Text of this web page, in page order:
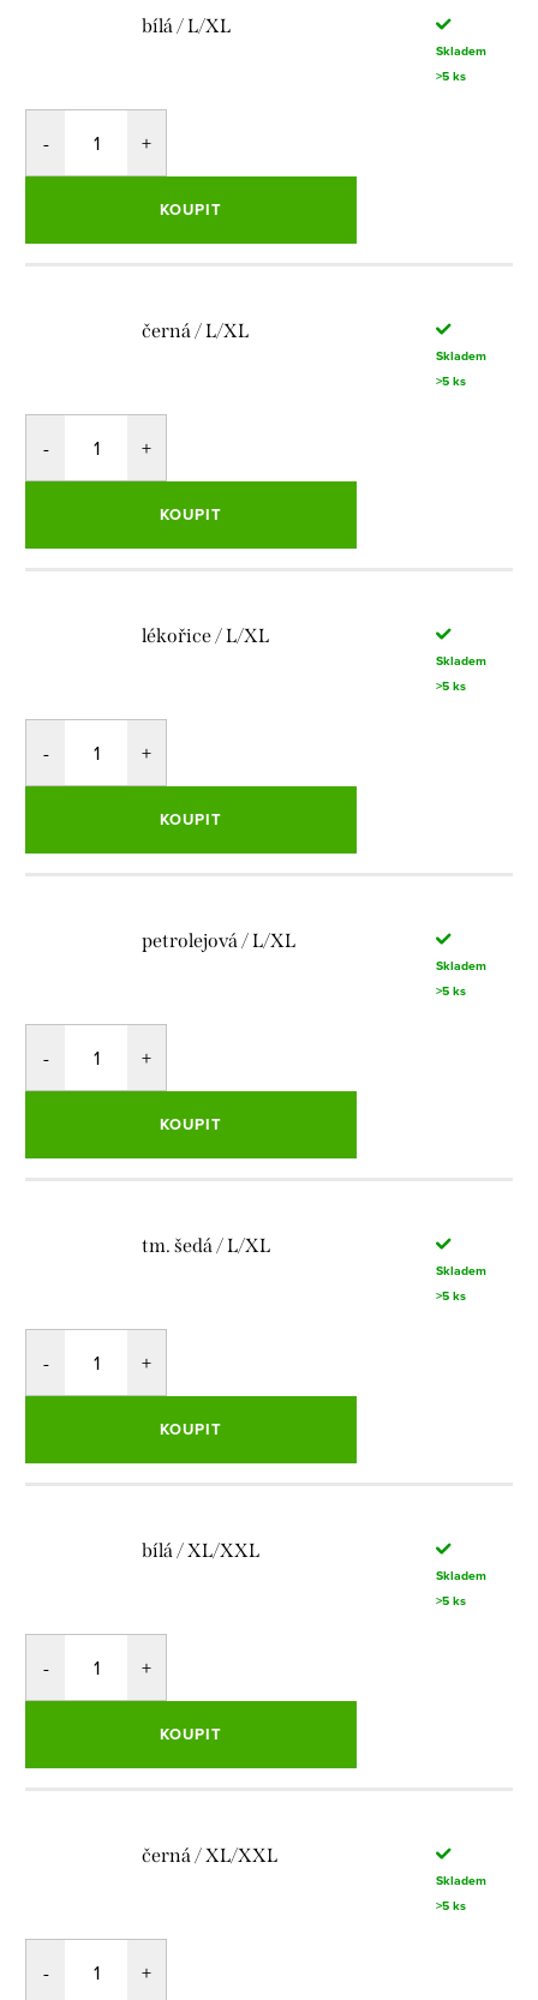
bílá / L/XL
Skladem
>5 ks
KOUPIT
černá / L/XL
Skladem
>5 ks
KOUPIT
lékořice / L/XL
Skladem
>5 ks
KOUPIT
petrolejová / L/XL
Skladem
>5 ks
KOUPIT
tm. šedá / L/XL
Skladem
>5 ks
KOUPIT
bílá / XL/XXL
Skladem
>5 ks
KOUPIT
černá / XL/XXL
Skladem
>5 ks